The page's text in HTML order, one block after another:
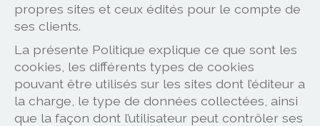
propres sites et ceux édités pour le compte de
ses clients.
La présente Politique explique ce que sont les
cookies, les différents types de cookies
pouvant être utilisés sur les sites dont l’éditeur a
la charge, le type de données collectées, ainsi
que la façon dont l’utilisateur peut contrôler ses